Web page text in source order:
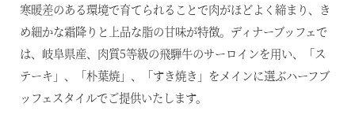
寒暖差のある環境で育てられることで肉がほどよく締まり、き
め細かな霜降りと上品な脂の甘味が特徴。ディナーブッフェで
は、岐阜県産、肉質5等級の飛騨牛のサーロインを用い、「ス
テーキ」、「朴葉焼」、「すき焼き」をメインに選ぶハーフブ
ッフェスタイルでご提供いたします。